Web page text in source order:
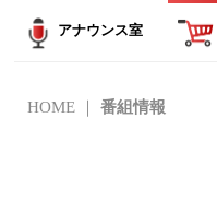
アナウンス室
HOME 番組情報